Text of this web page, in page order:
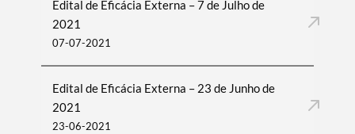
Edital de Eficácia Externa – 7 de Julho de
2021
07-07-2021
Edital de Eficácia Externa – 23 de Junho de
2021
23-06-2021